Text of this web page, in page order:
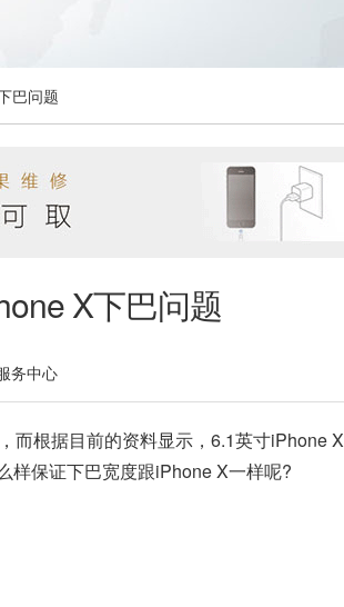
巴问题
X下巴问题
务中心
根据目前的资料显示，6.1英寸iPhone X
样保证下巴宽度跟iPhone X一样呢?